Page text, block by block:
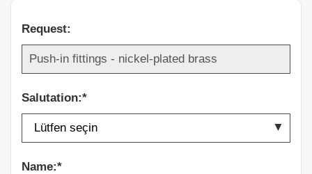
Request:
Salutation:*
Name:*